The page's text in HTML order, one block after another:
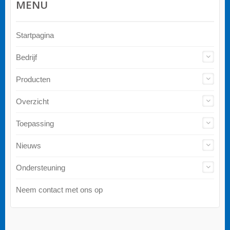
MENU
Startpagina
Bedrijf
Producten
Overzicht
Toepassing
Nieuws
Ondersteuning
Neem contact met ons op